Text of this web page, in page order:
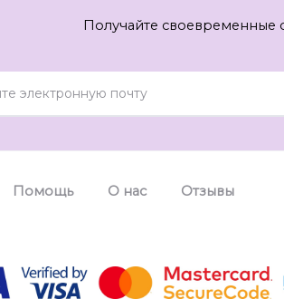
Получайте
Помощь О нас Отзывы